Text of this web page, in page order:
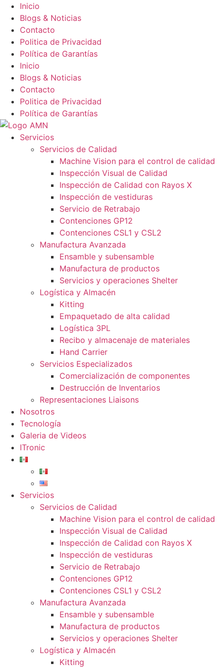
Inicio
Blogs & Noticias
Contacto
Politica de Privacidad
Política de Garantías
Inicio
Blogs & Noticias
Contacto
Politica de Privacidad
Política de Garantías
Servicios
Servicios de Calidad
Machine Vision para el control de calidad
Inspección Visual de Calidad
Inspección de Calidad con Rayos X
Inspección de vestiduras
Servicio de Retrabajo
Contenciones GP12
Contenciones CSL1 y CSL2
Manufactura Avanzada
Ensamble y subensamble
Manufactura de productos
Servicios y operaciones Shelter
Logística y Almacén
Kitting
Empaquetado de alta calidad
Logística 3PL
Recibo y almacenaje de materiales
Hand Carrier
Servicios Especializados
Comercialización de componentes
Destrucción de Inventarios
Representaciones Liaisons
Nosotros
Tecnología
Galeria de Videos
ITronic
Servicios
Servicios de Calidad
Machine Vision para el control de calidad
Inspección Visual de Calidad
Inspección de Calidad con Rayos X
Inspección de vestiduras
Servicio de Retrabajo
Contenciones GP12
Contenciones CSL1 y CSL2
Manufactura Avanzada
Ensamble y subensamble
Manufactura de productos
Servicios y operaciones Shelter
Logística y Almacén
Kitting